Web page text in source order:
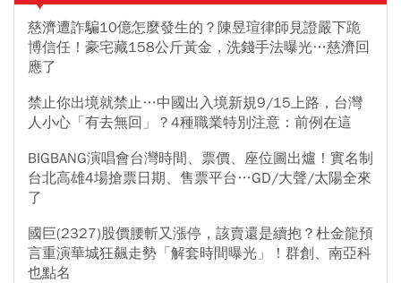
慈濟遭詐騙10億怎麼發生的？陳昱瑄律師見證嚴下跪
博信任！豪宅藏158公斤黃金，洗錢手法曝光…慈濟回
應了
禁止你出境就禁止…中國出入境新規9/15上路，台灣
人小心「有去無回」？4種職業特別注意：前例在這
BIGBANG演唱會台灣時間、票價、座位圖出爐！實名制
台北高雄4場搶票日期、售票平台…GD/大聲/太陽全來
了
國巨(2327)股價腰斬又漲停，該賣還是續抱？杜金龍預
言重演華城狂飆走勢「解套時間曝光」！群創、南亞科
也點名